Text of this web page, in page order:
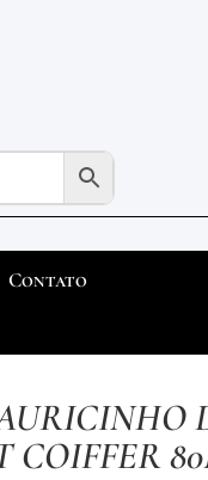
Contato
COIFFER